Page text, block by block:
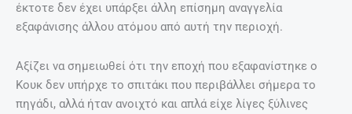
έκτοτε δεν έχει υπάρξει άλλη επίσημη αναγγελία
εξαφάνισης άλλου ατόμου από αυτή την περιοχή.
Αξίζει να σημειωθεί ότι την εποχή που εξαφανίστηκε ο
Κουκ δεν υπήρχε το σπιτάκι που περιβάλλει σήμερα το
πηγάδι, αλλά ήταν ανοιχτό και απλά είχε λίγες ξύλινες